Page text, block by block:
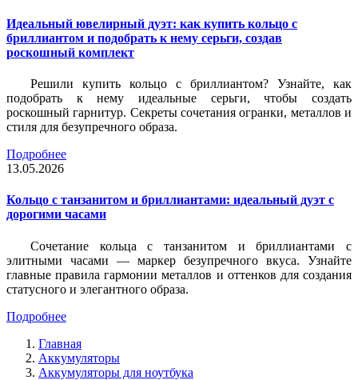
Идеальный ювелирный дуэт: как купить кольцо с
бриллиантом и подобрать к нему серьги, создав
роскошный комплект
Решили купить кольцо с бриллиантом? Узнайте, как
подобрать к нему идеальные серьги, чтобы создать
роскошный гарнитур. Секреты сочетания огранки, металлов и
стиля для безупречного образа.
Подробнее
13.05.2026
Кольцо с танзанитом и бриллиантами: идеальный дуэт с
дорогими часами
Сочетание кольца с танзанитом и бриллиантами с
элитными часами — маркер безупречного вкуса. Узнайте
главные правила гармонии металлов и оттенков для создания
статусного и элегантного образа.
Подробнее
Главная
Аккумуляторы
Аккумуляторы для ноутбука